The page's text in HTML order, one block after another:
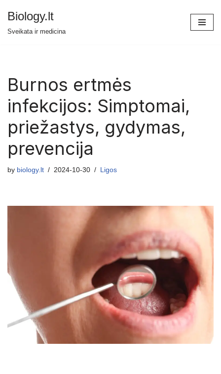
Biology.lt
Sveikata ir medicina
Burnos ertmės
infekcijos: Simptomai,
priežastys, gydymas,
prevencija
by biology.lt 2024-10-30 Ligos